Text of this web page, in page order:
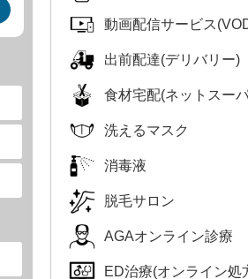
動画配信サービス
出前配達(デリバリー)
食材宅配(ネットスー
洗えるマスク
消毒液
脱毛サロン
AGAオンライン診療
ED治療(オンライン処